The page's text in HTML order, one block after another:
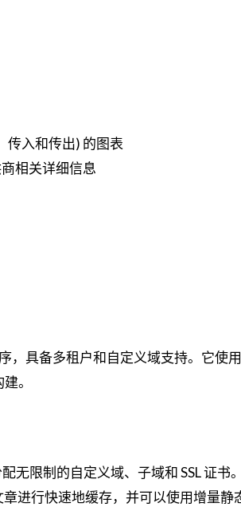
传入和传出) 的图表
相关详细信息
，具备多租户和自定义域支持。它使
。
无限制的自定义域、子域和 SSL 证书
进行快速地缓存，并可以使用增量静